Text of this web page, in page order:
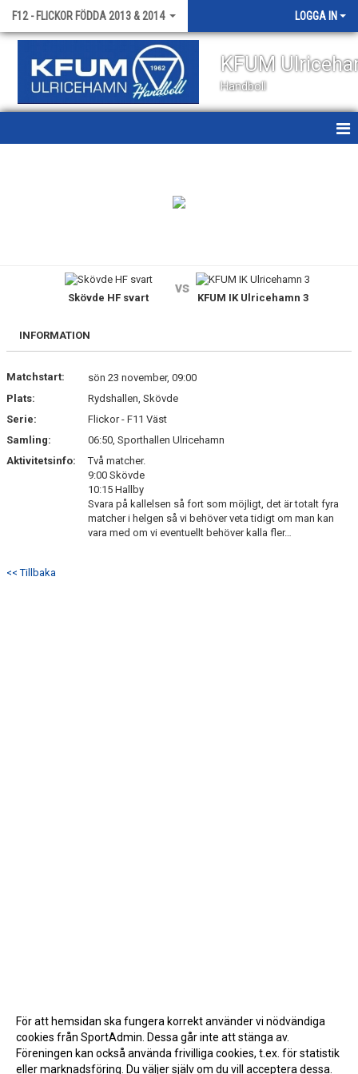
F12 - FLICKOR FÖDDA 2013 & 2014 LOGGA IN
KFUM
Handboll
BILDGALLERI
KONTAKT
Skövde HF svart
vs
KFUM IK Ulricehamn 3
INFORMATION
Matchstart:
sön 23 november, 09:00
Plats:
Rydshallen, Skövde
Serie:
Flickor - F11 Väst
Samling:
06:50, Sporthallen Ulricehamn
Aktivitetsinfo:
Två matcher.
9:00 Skövde
10:15 Hallby
Svara på kallelsen så fort som möjligt, det är totalt fyra
matcher i helgen så vi behöver veta tidigt om man kan
vara med om vi eventuellt behöver kalla fler…
<< Tillbaka
För att hemsidan ska fungera korrekt använder vi nödvändiga
cookies från SportAdmin. Dessa går inte att stänga av.
Föreningen kan också använda frivilliga cookies, t.ex. för statistik
eller marknadsföring. Du väljer själv om du vill acceptera dessa.